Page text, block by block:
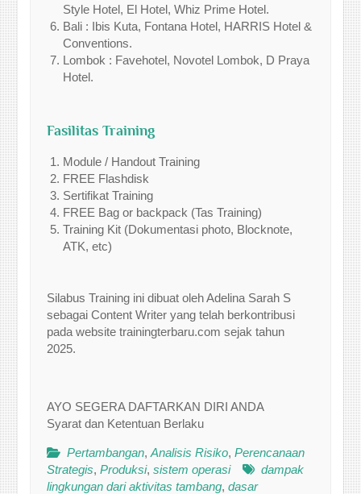
Style Hotel, El Hotel, Whiz Prime Hotel.
Bali : Ibis Kuta, Fontana Hotel, HARRIS Hotel &
Conventions.
Lombok : Favehotel, Novotel Lombok, D Praya
Hotel.
Fasilitas Training
Module / Handout Training
FREE Flashdisk
Sertifikat Training
FREE Bag or backpack (Tas Training)
Training Kit (Dokumentasi photo, Blocknote,
ATK, etc)
Silabus Training ini dibuat oleh Adelina Sarah S
sebagai Content Writer yang telah berkontribusi
pada website trainingterbaru.com sejak tahun
2025.
AYO SEGERA DAFTARKAN DIRI ANDA
Syarat dan Ketentuan Berlaku
Pertambangan,Analisis Risiko,Perencanaan
Strategis,Produksi,sistem operasi
dampak
lingkungan dari aktivitas tambang,dasar